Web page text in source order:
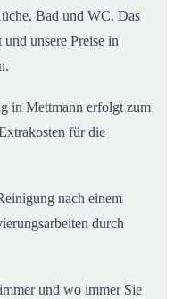
Bad und WC. Das
unsere Preise in
in Mettmann erfolgt zum
für die
nach einem
durch
und wo immer Sie